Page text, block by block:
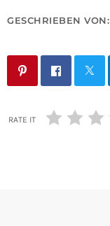
GESCHRIEBEN VON:
RATE IT